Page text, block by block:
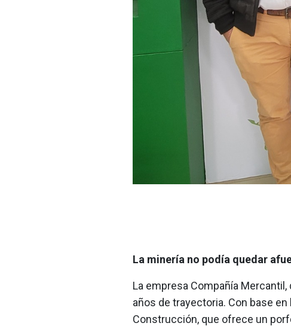
La minería no podía quedar
La empresa Compañía
años de trayectoria. Con base
Construcción, que ofrece un